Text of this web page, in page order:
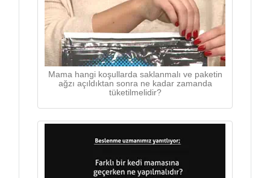
Mama hangi koşullarda saklanmalı ve paketin
ağzı açıldıktan sonra ne kadar zamanda
tüketilmelidir?